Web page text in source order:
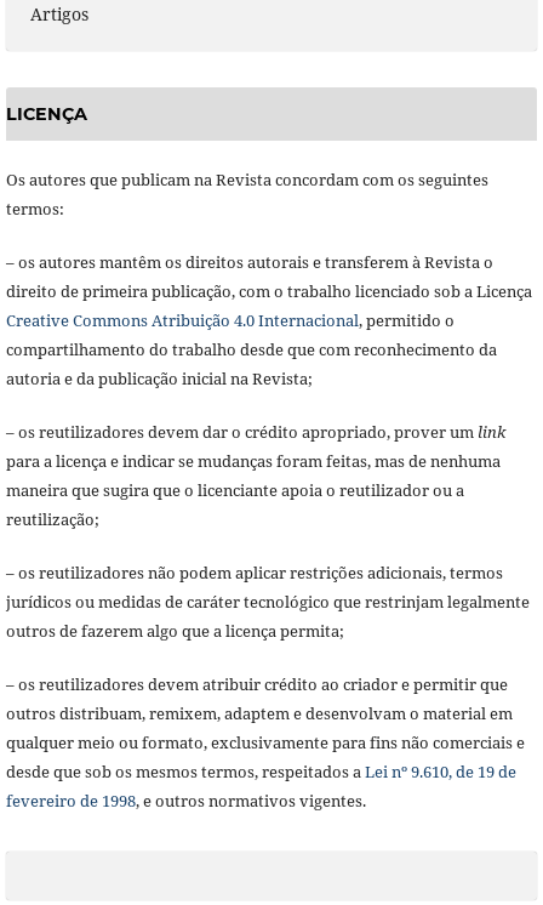
Artigos
LICENÇA
Os autores que publicam na Revista concordam com os seguintes
termos:
– os autores mantêm os direitos autorais e transferem à Revista o
direito de primeira publicação, com o trabalho licenciado sob a Licença
Creative Commons Atribuição 4.0 Internacional, permitido o
compartilhamento do trabalho desde que com reconhecimento da
autoria e da publicação inicial na Revista;
– os reutilizadores devem dar o crédito apropriado, prover um link
para a licença e indicar se mudanças foram feitas, mas de nenhuma
maneira que sugira que o licenciante apoia o reutilizador ou a
reutilização;
– os reutilizadores não podem aplicar restrições adicionais, termos
jurídicos ou medidas de caráter tecnológico que restrinjam legalmente
outros de fazerem algo que a licença permita;
– os reutilizadores devem atribuir crédito ao criador e permitir que
outros distribuam, remixem, adaptem e desenvolvam o material em
qualquer meio ou formato, exclusivamente para fins não comerciais e
desde que sob os mesmos termos, respeitados aLei nº 9.610, de 19 de
fevereiro de 1998, e outros normativos vigentes.